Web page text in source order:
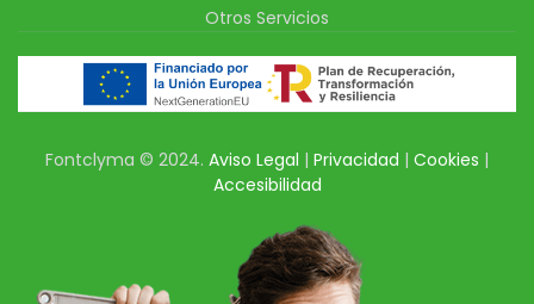
Otros Servicios
Fontclyma © 2024. Aviso Legal | Privacidad | Cookies |
Accesibilidad